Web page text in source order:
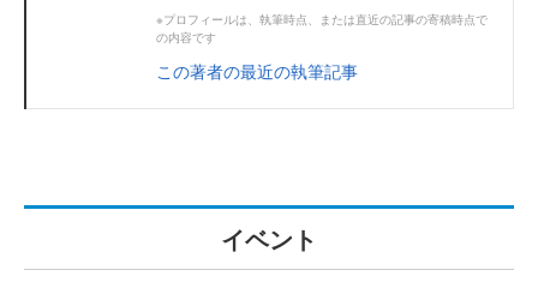
※プロフィールは、執筆時点、または直近の記事の寄稿時点で
の内容です
この著者の最近の執筆記事
イベント